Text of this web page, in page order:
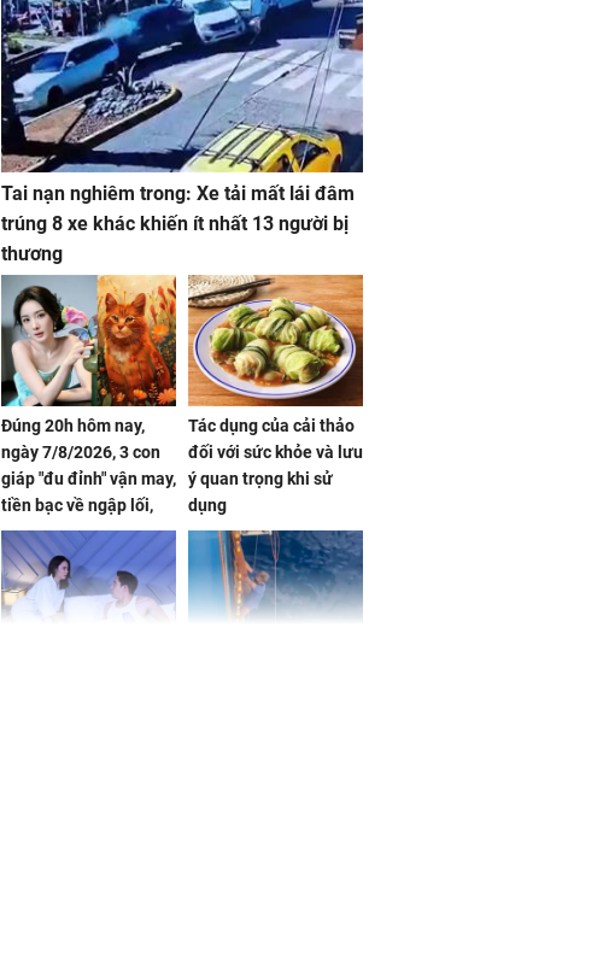
Tai nạn nghiêm trong: Xe tải mất lái đâm
trúng 8 xe khác khiến ít nhất 13 người bị
thương
Đúng 20h hôm nay,
ngày 7/8/2026, 3 con
giáp "đu đỉnh" vận may,
tiền bạc về ngập lối,
đón lộc ấm no, tình
tiền viên mãn
Tác dụng của cải thảo
đối với sức khỏe và lưu
ý quan trọng khi sử
dụng